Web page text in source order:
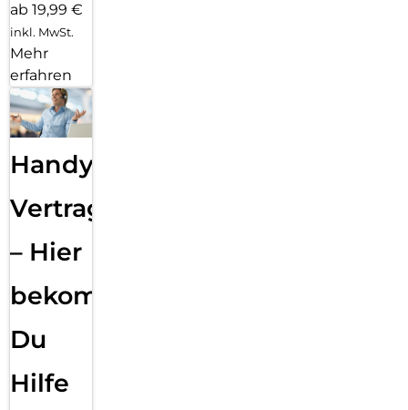
ab 19,99 €
inkl. MwSt.
Mehr
erfahren
Handy
Vertragsabwicklung
– Hier
bekommst
Du
Hilfe